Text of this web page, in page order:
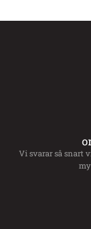
Vi svarar så snart